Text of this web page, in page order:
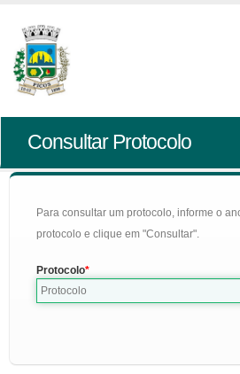
Consultar Protocolo
Para consultar um protocolo, informe o
protocolo e clique em "Consultar".
Protocolo